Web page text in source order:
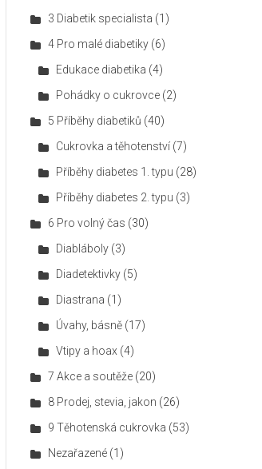
3 Diabetik specialista (1)
4 Pro malé diabetiky (6)
Edukace diabetika (4)
Pohádky o cukrovce (2)
5 Příběhy diabetiků (40)
Cukrovka a těhotenství (7)
Příběhy diabetes 1. typu (28)
Příběhy diabetes 2. typu (3)
6 Pro volný čas (30)
Diabláboly (3)
Diadetektivky (5)
Diastrana (1)
Úvahy, básně (17)
Vtipy a hoax (4)
7 Akce a soutěže (20)
8 Prodej, stevia, jakon (26)
9 Těhotenská cukrovka (53)
Nezařazené (1)